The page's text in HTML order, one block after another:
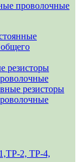
проволочные
резисторы
резисторы
2, ТР-4,